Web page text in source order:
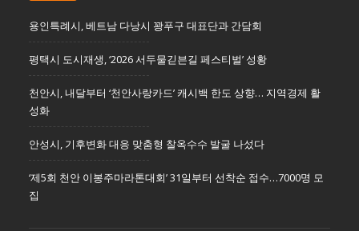
용인특례시, 베트남 다낭시 꽝푸구 대표단과 간담회
평택시 도시재생, ‘2026 서두물긷븐길 페스티벌’ 성황
천안시, 내달부터 ‘천안사랑카드’ 캐시백 한도 상향… 지역경제 활
성화
안성시, 기후변화 대응 맞춤형 찰옥수수 발굴 나섰다
‘제5회 천안 이봉주마라톤대회’ 31일부터 선착순 접수…7000명 모
집